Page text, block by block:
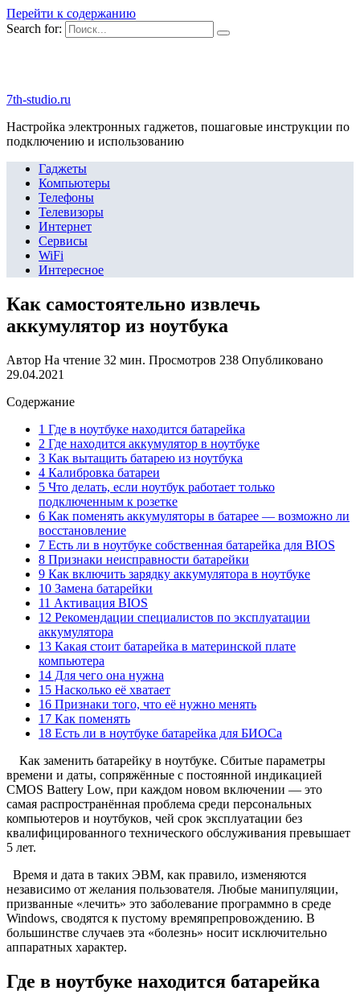
Перейти к содержанию
Search for:
7th-studio.ru
Настройка электронных гаджетов, пошаговые инструкции по
подключению и использованию
Гаджеты
Компьютеры
Телефоны
Телевизоры
Интернет
Сервисы
WiFi
Интересное
Как самостоятельно извлечь
аккумулятор из ноутбука
Автор На чтение 32 мин. Просмотров 238 Опубликовано
29.04.2021
Содержание
1 Где в ноутбуке находится батарейка
2 Где находится аккумулятор в ноутбуке
3 Как вытащить батарею из ноутбука
4 Калибровка батареи
5 Что делать, если ноутбук работает только
подключенным к розетке
6 Как поменять аккумуляторы в батарее — возможно ли
восстановление
7 Есть ли в ноутбуке собственная батарейка для BIOS
8 Признаки неисправности батарейки
9 Как включить зарядку аккумулятора в ноутбуке
10 Замена батарейки
11 Активация BIOS
12 Рекомендации специалистов по эксплуатации
аккумулятора
13 Какая стоит батарейка в материнской плате
компьютера
14 Для чего она нужна
15 Насколько её хватает
16 Признаки того, что её нужно менять
17 Как поменять
18 Есть ли в ноутбуке батарейка для БИОСа
Как заменить батарейку в ноутбуке. Сбитые параметры
времени и даты, сопряжённые с постоянной индикацией
CMOS Battery Low, при каждом новом включении — это
самая распространённая проблема среди персональных
компьютеров и ноутбуков, чей срок эксплуатации без
квалифицированного технического обслуживания превышает
5 лет.
Время и дата в таких ЭВМ, как правило, изменяются
независимо от желания пользователя. Любые манипуляции,
призванные «лечить» это заболевание программно в среде
Windows, сводятся к пустому времяпрепровождению. В
большинстве случаев эта «болезнь» носит исключительно
аппаратных характер.
Где в ноутбуке находится батарейка